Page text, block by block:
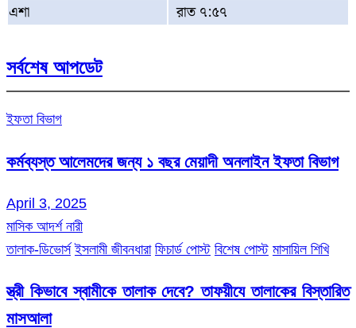
এশা
রাত ৭:৫৭
সর্বশেষ আপডেট
ইফতা বিভাগ
কর্মব্যস্ত আলেমদের জন্য ১ বছর মেয়াদী অনলাইন ইফতা বিভাগ
April 3, 2025
মাসিক আদর্শ নারী
তালাক-ডিভোর্স ইসলামী জীবনধারা ফিচার্ড পোস্ট বিশেষ পোস্ট মাসায়িল শিখি
স্ত্রী কিভাবে স্বামীকে তালাক দেবে? তাফয়ীযে তালাকের বিস্তারিত
মাসআলা